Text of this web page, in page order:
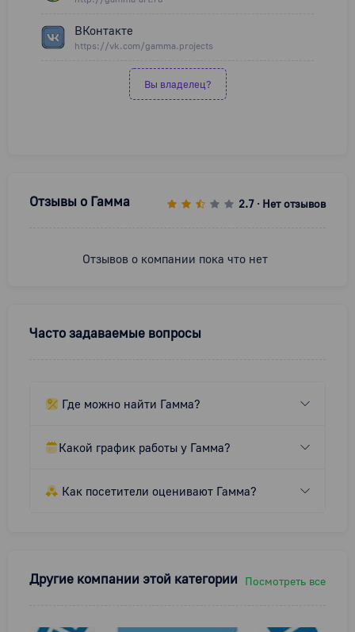
ВКонтакте
https://vk.com/gamma.projects
Вы владелец?
Отзывы о Гамма 2.7 • Нет отзывов
Отзывов о компании пока что нет
Часто задаваемые вопросы
Где можно найти Гамма?
Какой график работы у Гамма?
Как посетители оценивают Гамма?
Другие компании этой категории Посмотреть все